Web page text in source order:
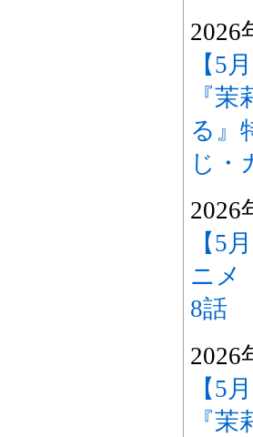
【5
『
る』
じ・
【5
ニメ
8話
【5
『